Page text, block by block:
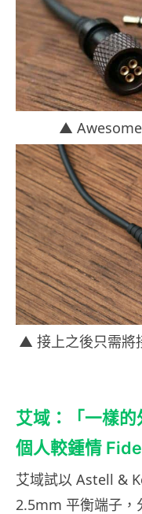
▲ Awesome
▲ 接上之後只需將
艾域：「一樣的
個人較鍾情
艾域試以 Astell &
2.5mm 平衡端子，